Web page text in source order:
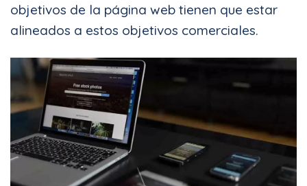
objetivos de la página web tienen que estar
alineados a estos objetivos comerciales.